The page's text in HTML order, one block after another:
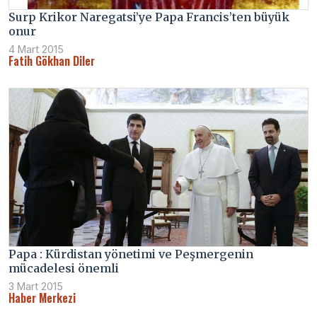
Surp Krikor Naregatsi’ye Papa Francis’ten büyük
onur
4 Mart 2015
Fatih Gökhan Diler
Papa : Kürdistan yönetimi ve Peşmergenin
mücadelesi önemli
3 Mart 2015
Haber Merkezi